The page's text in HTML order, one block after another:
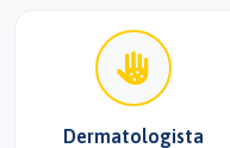
Dermatologista